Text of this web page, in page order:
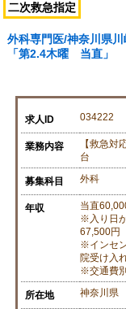
二次救急指定
外科専門医/神奈川県
「第2.4木曜 当直」
求人ID 034222
業務内容
【救急
台
募集科目 外科
年収
当直
※入り日
67,500円
※インセ
院受け入
※交通費
所在地 神奈川県